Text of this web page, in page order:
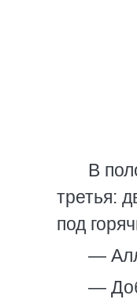
В
третья:
под
—
—